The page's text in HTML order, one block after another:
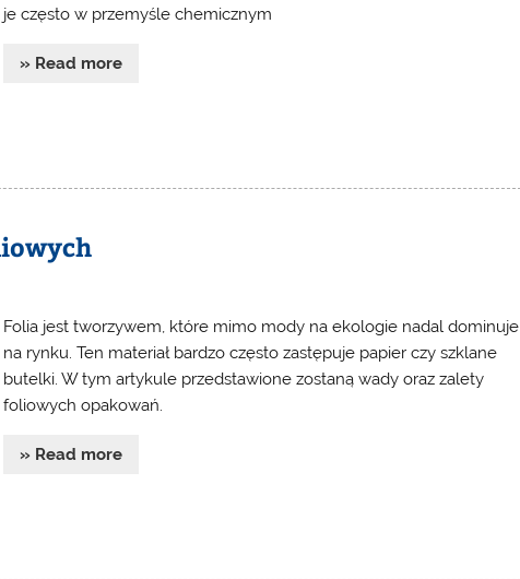
je często w przemyśle chemicznym
» Read more
Folia jest tworzywem, które mimo mody na ekologie nadal dominuje
na rynku. Ten materiał bardzo często zastępuje papier czy szklane
butelki. W tym artykule przedstawione zostaną wady oraz zalety
foliowych opakowań.
» Read more